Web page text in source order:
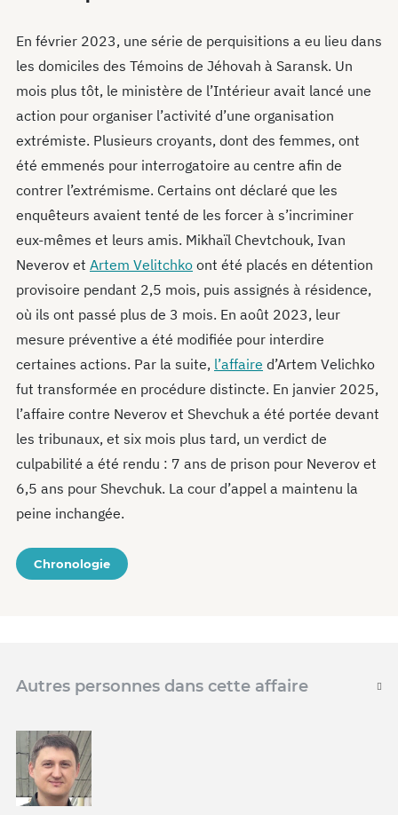
En février 2023, une série de perquisitions a eu lieu dans
les domiciles des Témoins de Jéhovah à Saransk. Un
mois plus tôt, le ministère de l’Intérieur avait lancé une
action pour organiser l’activité d’une organisation
extrémiste. Plusieurs croyants, dont des femmes, ont
été emmenés pour interrogatoire au centre afin de
contrer l’extrémisme. Certains ont déclaré que les
enquêteurs avaient tenté de les forcer à s’incriminer
eux-mêmes et leurs amis. Mikhaïl Chevtchouk, Ivan
Neverov et Artem Velitchko ont été placés en détention
provisoire pendant 2,5 mois, puis assignés à résidence,
où ils ont passé plus de 3 mois. En août 2023, leur
mesure préventive a été modifiée pour interdire
certaines actions. Par la suite, l’affaire d’Artem Velichko
fut transformée en procédure distincte. En janvier 2025,
l’affaire contre Neverov et Shevchuk a été portée devant
les tribunaux, et six mois plus tard, un verdict de
culpabilité a été rendu : 7 ans de prison pour Neverov et
6,5 ans pour Shevchuk. La cour d’appel a maintenu la
peine inchangée.
Chronologie
Autres personnes dans cette affaire